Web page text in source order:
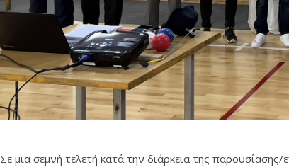
Σε μια σεμνή τελετή κατά την διάρκεια της